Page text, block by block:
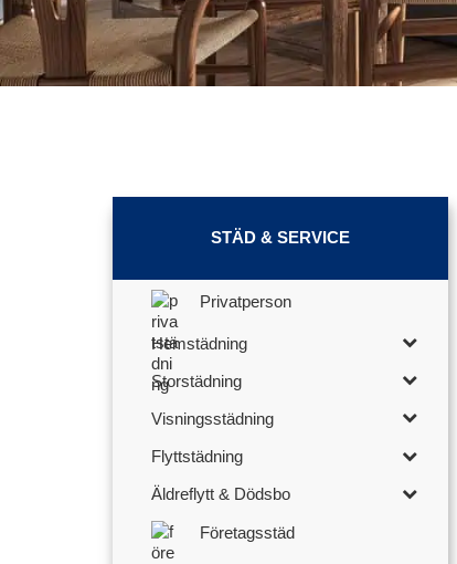
STÄD & SERVICE
Privatperson
Hemstädning
Storstädning
Visningsstädning
Flyttstädning
Äldreflytt & Dödsbo
Företagsstäd